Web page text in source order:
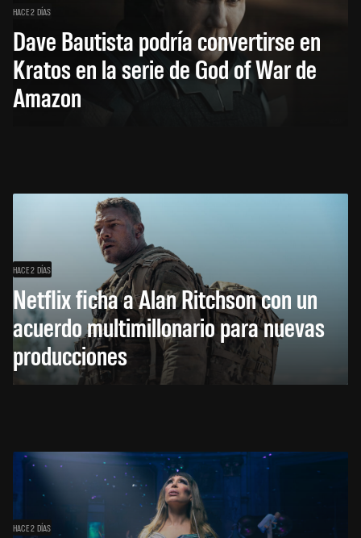
HACE 2 DÍAS
Dave Bautista podría convertirse en
Kratos en la serie de God of War de
Amazon
HACE 2 DÍAS
Netflix ficha a Alan Ritchson con un
acuerdo multimillonario para nuevas
producciones
HACE 2 DÍAS